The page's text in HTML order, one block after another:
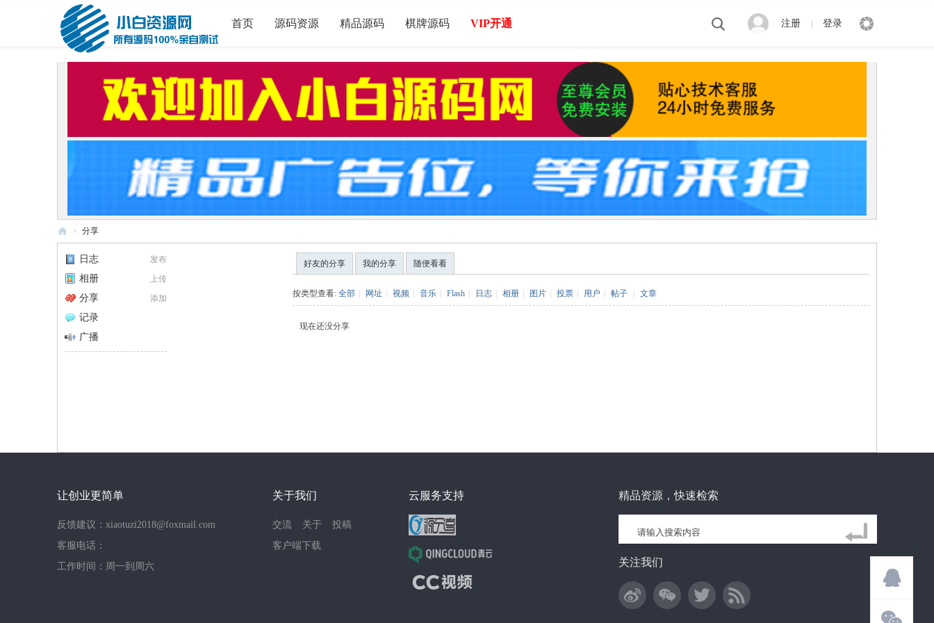
首页 源码资源 精品源码 棋牌源码 VIP开通 注册 登录
白
码
› 分享
发布
日志
上传
相册
添加
分享
记录
广播
好友的分享 我的分享 随便看看
按类型查看: 全部 | 网址 | 视频 | 音乐 | Flash | 日志 | 相册 | 图片 | 投票 | 用户 | 帖子 | 文章
现在还没分享
让创业更简单
反馈建议：xiaotuzi2018@foxmail.com
客服电话：
工作时间：周一到周六
关于我们
交流 关于
投稿
客户端下载
云服务支持 精品资源，快速检索
关注我们